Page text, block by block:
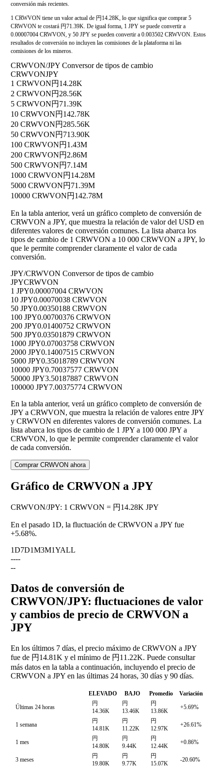
conversión más recientes.
1 CRWVON tiene un valor actual de 円14.28K, lo que significa que comprar 5
CRWVON te costará 円71.39K. De igual forma, 1 JPY se puede convertir a
0.00007004 CRWVON, y 50 JPY se pueden convertir a 0.003502 CRWVON. Estos
resultados de conversión no incluyen las comisiones de la plataforma ni las
comisiones de los mineros.
CRWVON/JPY Conversor de tipos de cambio
CRWVONJPY
1 CRWVON円14.28K
2 CRWVON円28.56K
5 CRWVON円71.39K
10 CRWVON円142.78K
20 CRWVON円285.56K
50 CRWVON円713.90K
100 CRWVON円1.43M
200 CRWVON円2.86M
500 CRWVON円7.14M
1000 CRWVON円14.28M
5000 CRWVON円71.39M
10000 CRWVON円142.78M
En la tabla anterior, verá un gráfico completo de conversión de
CRWVON a JPY, que muestra la relación de valor del USD en
diferentes valores de conversión comunes. La lista abarca los
tipos de cambio de 1 CRWVON a 10 000 CRWVON a JPY, lo
que le permite comprender claramente el valor de cada
conversión.
JPY/CRWVON Conversor de tipos de cambio
JPYCRWVON
1 JPY0.00007004 CRWVON
10 JPY0.00070038 CRWVON
50 JPY0.00350188 CRWVON
100 JPY0.00700376 CRWVON
200 JPY0.01400752 CRWVON
500 JPY0.03501879 CRWVON
1000 JPY0.07003758 CRWVON
2000 JPY0.14007515 CRWVON
5000 JPY0.35018789 CRWVON
10000 JPY0.70037577 CRWVON
50000 JPY3.50187887 CRWVON
100000 JPY7.00375774 CRWVON
En la tabla anterior, verá un gráfico completo de conversión de
JPY a CRWVON, que muestra la relación de valores entre JPY
y CRWVON en diferentes valores de conversión comunes. La
lista abarca los tipos de cambio de 1 JPY a 100 000 JPY a
CRWVON, lo que le permite comprender claramente el valor
de cada conversión.
Comprar CRWVON ahora
Gráfico de CRWVON a JPY
CRWVON/JPY: 1 CRWVON = 円14.28K JPY
En el pasado 1D, la fluctuación de CRWVON a JPY fue
+5.68%.
1D7D1M3M1YALL
----
--
Datos de conversión de
CRWVON/JPY: fluctuaciones de valor
y cambios de precio de CRWVON a
JPY
En los últimos 7 días, el precio máximo de CRWVON a JPY
fue de 円14.81K y el mínimo de 円11.22K. Puede consultar
más datos en la tabla a continuación, incluyendo el precio de
CRWVON a JPY en las últimas 24 horas, 30 días y 90 días.
ELEVADO BAJO Promedio
Variación
Últimas 24 horas
円
14.36K
円
13.46K
円
13.86K
+5.69%
1 semana
円
14.81K
円
11.22K
円
12.97K
+26.61%
1 mes
円
14.80K
円
9.44K
円
12.44K
+0.86%
3 meses
円
19.80K
円
9.77K
円
15.07K
-20.60%